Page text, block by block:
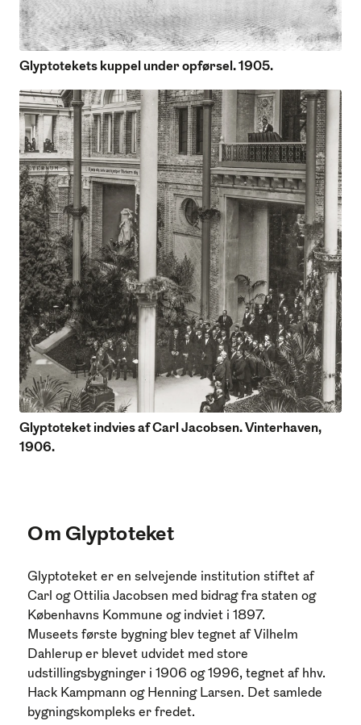
Glyptotekets kuppel under opførsel. 1905.
Glyptoteket indvies af Carl Jacobsen. Vinterhaven,
1906.
Om Glyptoteket
Glyptoteket er en selvejende institution stiftet af
Carl og Ottilia Jacobsen med bidrag fra staten og
Københavns Kommune og indviet i 1897.
Museets første bygning blev tegnet af Vilhelm
Dahlerup er blevet udvidet med store
udstillingsbygninger i 1906 og 1996, tegnet af hhv.
Hack Kampmann og Henning Larsen. Det samlede
bygningskompleks er fredet.